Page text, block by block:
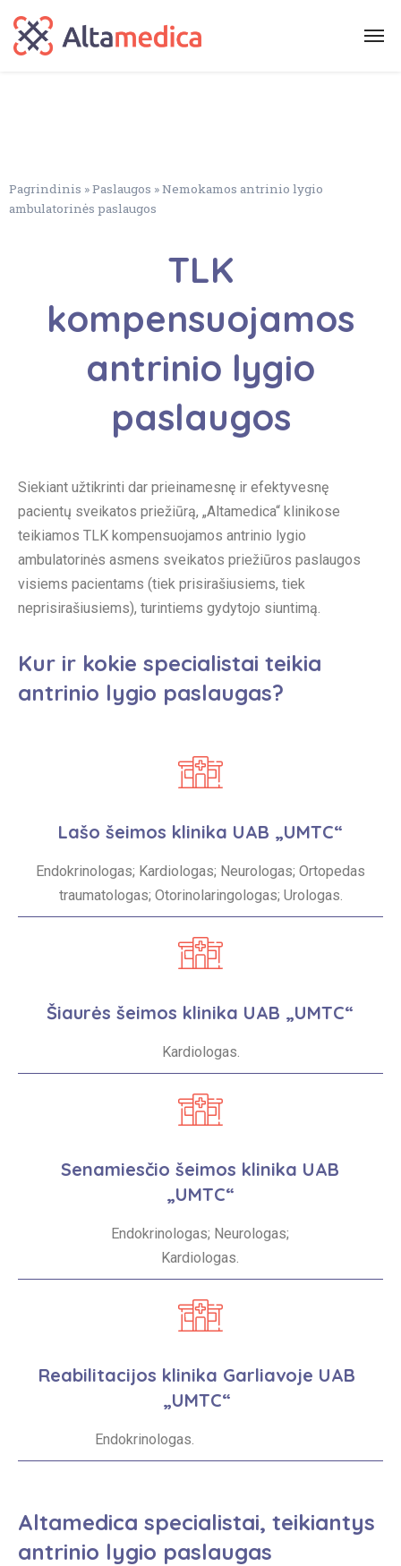
Pagrindinis »Paslaugos »Nemokamos antrinio lygio
ambulatorinės paslaugos
TLK
kompensuojamos
antrinio lygio
paslaugos
Siekiant užtikrinti dar prieinamesnę ir efektyvesnę
pacientų sveikatos priežiūrą, „Altamedica“ klinikose
teikiamos TLK kompensuojamos antrinio lygio
ambulatorinės asmens sveikatos priežiūros paslaugos
visiems pacientams (tiek prisirašiusiems, tiek
neprisirašiusiems), turintiems gydytojo siuntimą.
Kur ir kokie specialistai teikia
antrinio lygio paslaugas?
Lašo šeimos klinika UAB „UMTC“
Endokrinologas; Kardiologas; Neurologas; Ortopedas
traumatologas; Otorinolaringologas; Urologas.
Šiaurės šeimos klinika UAB „UMTC“
Kardiologas.
Senamiesčio šeimos klinika UAB
„UMTC“
Endokrinologas; Neurologas;
Kardiologas.
Reabilitacijos klinika Garliavoje UAB
„UMTC“
Endokrinologas.
Altamedica specialistai, teikiantys
antrinio lygio paslaugas